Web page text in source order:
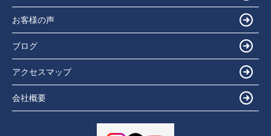
お客様の声
ブログ
アクセスマップ
会社概要